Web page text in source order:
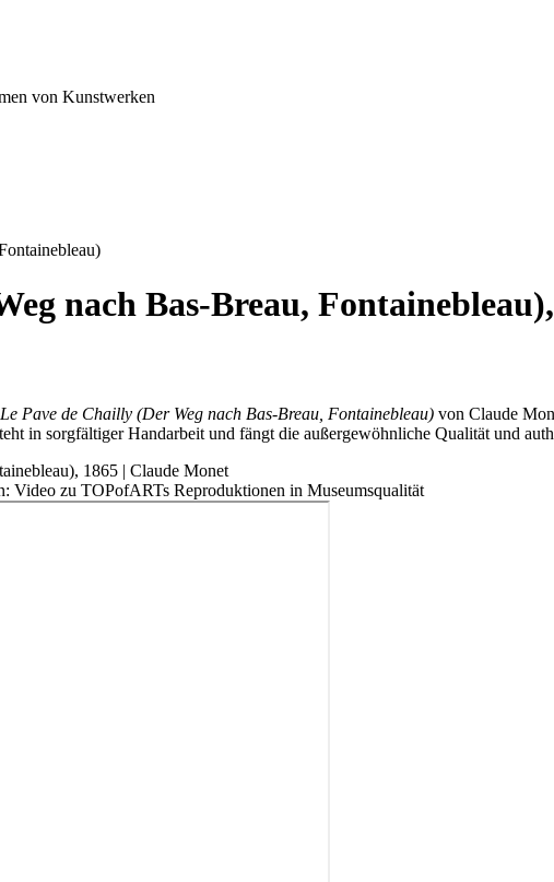
von Kunstwerken
nach Bas-Breau,
Le Pave de Chailly (Der Weg nach Bas-Breau, Fontainebleau) von Claude
in sorgfältiger Handarbeit und fängt die außergewöhnliche Qualität und